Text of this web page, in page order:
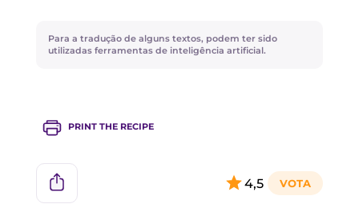
Para a tradução de alguns textos, podem ter sido
utilizadas ferramentas de inteligência artificial.
PRINT THE RECIPE
4,5